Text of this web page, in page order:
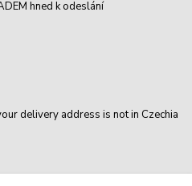
hned k odeslání
delivery address is not in Czechia